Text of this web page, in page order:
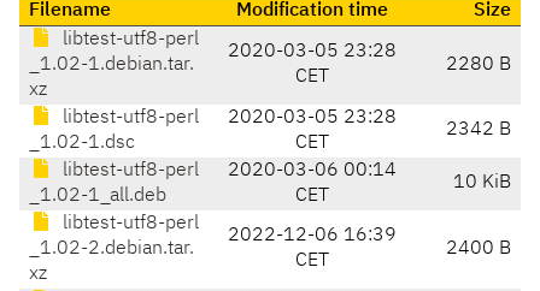
Filename Modification time
Size
libtest-utf8-perl
_1.02-1.debian.tar.
xz
2020-03-05 23:28
CET
2280 B
libtest-utf8-perl
_1.02-1.dsc
2020-03-05 23:28
CET
2342 B
libtest-utf8-perl
_1.02-1_all.deb
2020-03-06 00:14
CET
10 KiB
libtest-utf8-perl
_1.02-2.debian.tar.
xz
2022-12-06 16:39
CET
2400 B